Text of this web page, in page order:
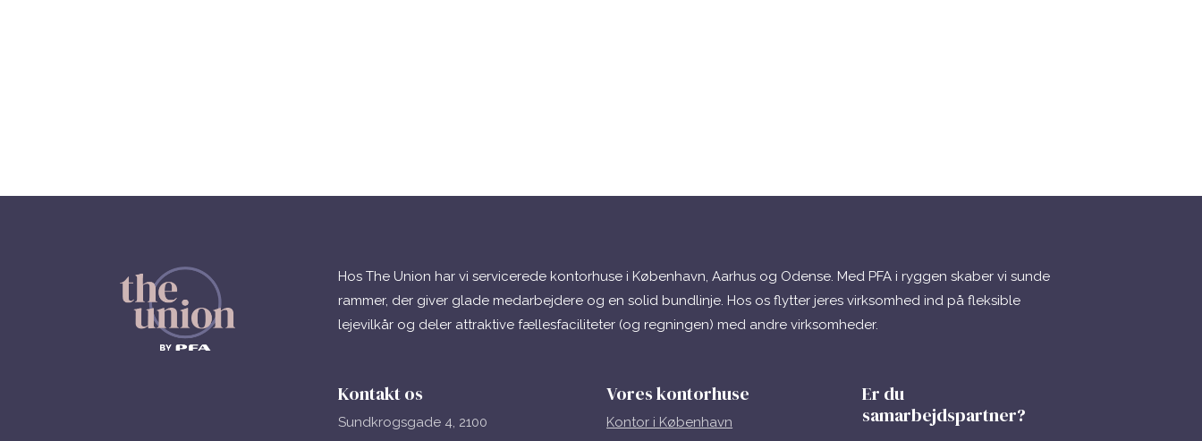
Hos The Union har vi servicerede kontorhuse i København, Aarhus og Odense. Med PFA i ryggen skaber vi sunde
rammer, der giver glade medarbejdere og en solid bundlinje. Hos os flytter jeres virksomhed ind på fleksible
lejevilkår og deler attraktive fællesfaciliteter (og regningen) med andre virksomheder.
Kontakt os
Sundkrogsgade 4, 2100
Vores kontorhuse
Kontor i København
Er du
samarbejdspartner?